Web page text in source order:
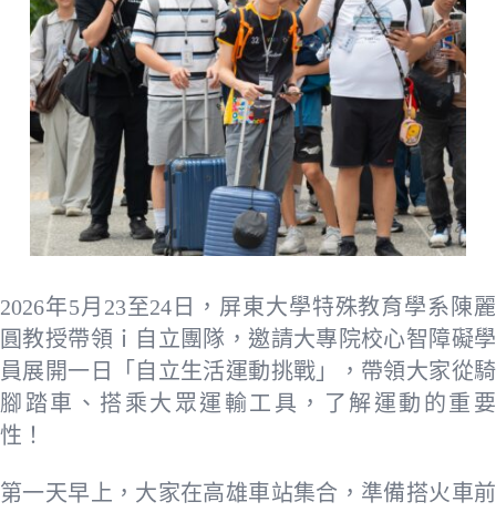
2026年5月23至24日，屏東大學特殊教育學系陳麗
圓教授帶領ｉ自立團隊，邀請大專院校心智障礙學
員展開一日「自立生活運動挑戰」，帶領大家從騎
腳踏車、搭乘大眾運輸工具，了解運動的重要
性！
第一天早上，大家在高雄車站集合，準備搭火車前